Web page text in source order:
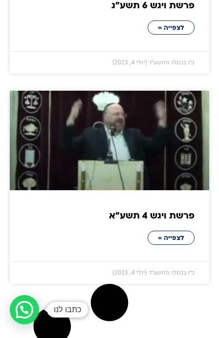
פרשת ויגש 6 תשע״ג
לצפייה »
כ״ו בכסלו ה׳תשע״ד (יולי 4, 2023)
פרשת ויגש 4 תשע״א
לצפייה »
כ״ו בכסלו ה׳תשע״ד (יולי 4, 2023)
כתבו לנו